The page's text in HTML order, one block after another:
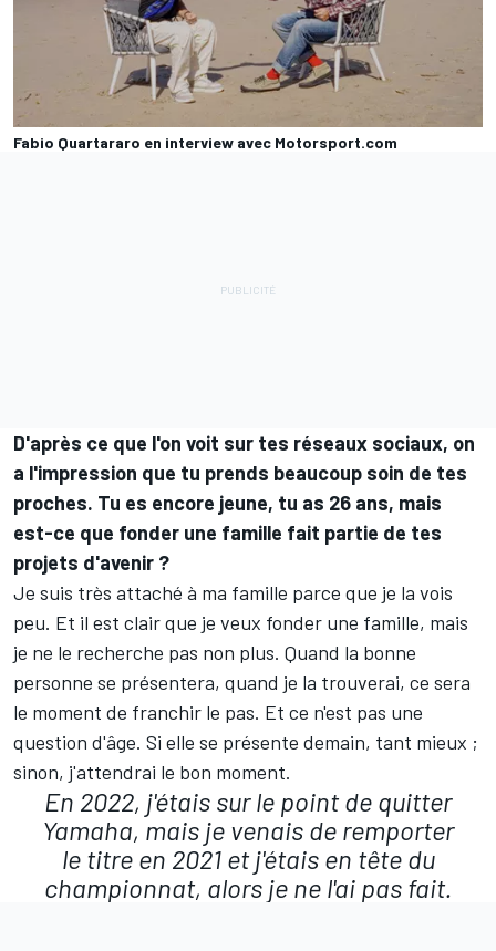
Fabio Quartararo en interview avec Motorsport.com
D'après ce que l'on voit sur tes réseaux sociaux, on
a l'impression que tu prends beaucoup soin de tes
proches. Tu es encore jeune, tu as 26 ans, mais
est-ce que fonder une famille fait partie de tes
projets d'avenir ?
Je suis très attaché à ma famille parce que je la vois
peu. Et il est clair que je veux fonder une famille, mais
je ne le recherche pas non plus. Quand la bonne
personne se présentera, quand je la trouverai, ce sera
le moment de franchir le pas. Et ce n'est pas une
question d'âge. Si elle se présente demain, tant mieux ;
sinon, j'attendrai le bon moment.
En 2022, j'étais sur le point de quitter
Yamaha, mais je venais de remporter
le titre en 2021 et j'étais en tête du
championnat, alors je ne l'ai pas fait.